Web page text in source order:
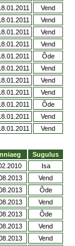
Vend
Vend
Vend
Vend
Õde
Vend
Vend
Vend
Õde
Vend
Vend
Sugulus
Isa
Vend
Õde
Vend
Õde
Vend
Vend